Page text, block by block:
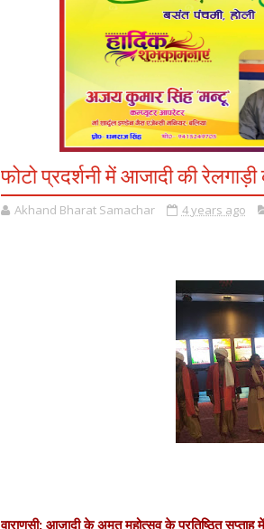
फोटो प्रदर्शनी में आजादी की
Akhand Bharat Samachar 4 years ago
वाराणसी: आजादी के अमृत महोत्सव के प्रतिष्ठित